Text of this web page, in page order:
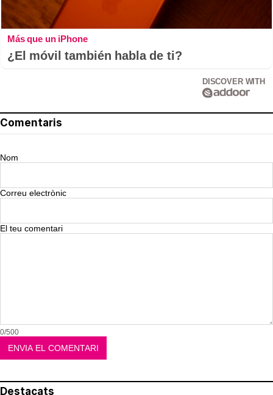
Más que un iPhone
¿El móvil también habla de ti?
DISCOVER WITH
Comentaris
Nom
Correu electrònic
El teu comentari
0/500
Destacats